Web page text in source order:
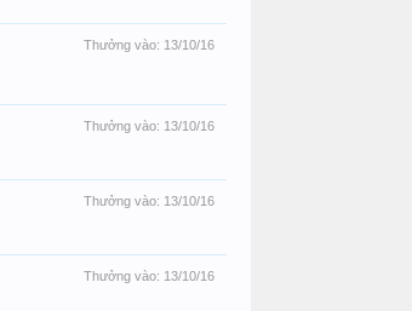
Thưởng vào: 13/10/16
Thưởng vào: 13/10/16
Thưởng vào: 13/10/16
Thưởng vào: 13/10/16